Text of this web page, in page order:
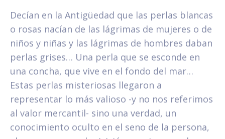
Decían en la Antigüedad que las perlas blancas
o rosas nacían de las lágrimas de mujeres o de
niños y niñas y las lágrimas de hombres daban
perlas grises… Una perla que se esconde en
una concha, que vive en el fondo del mar…
Estas perlas misteriosas llegaron a
representar lo más valioso -y no nos referimos
al valor mercantil- sino una verdad, un
conocimiento oculto en el seno de la persona,